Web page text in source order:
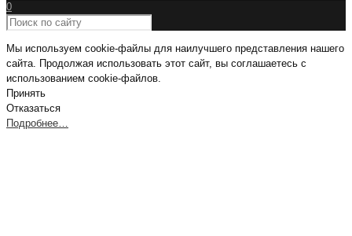
0
Мы используем cookie-файлы для наилучшего представления нашего
сайта. Продолжая использовать этот сайт, вы соглашаетесь с
использованием cookie-файлов.
Принять
Отказаться
Подробнее…